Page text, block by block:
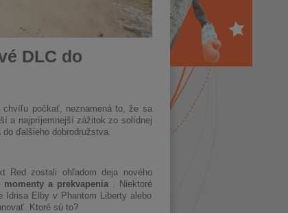
DLC do
chvíľu počkať, neznamená to, že sa
a najpríjemnejší zážitok zo solídnej
ďalšieho dobrodružstva.
Red zostali ohľadom deja nového
a prekvapenia. Niektoré
Idrisa Elby v Phantom Liberty alebo
Ktoré sú to?